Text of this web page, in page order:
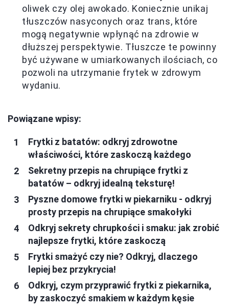
oliwek czy olej awokado. Koniecznie unikaj
tłuszczów nasyconych oraz trans, które
mogą negatywnie wpłynąć na zdrowie w
dłuższej perspektywie. Tłuszcze te powinny
być używane w umiarkowanych ilościach, co
pozwoli na utrzymanie frytek w zdrowym
wydaniu.
Powiązane wpisy:
Frytki z batatów: odkryj zdrowotne
właściwości, które zaskoczą każdego
Sekretny przepis na chrupiące frytki z
batatów – odkryj idealną teksturę!
Pyszne domowe frytki w piekarniku - odkryj
prosty przepis na chrupiące smakołyki
Odkryj sekrety chrupkości i smaku: jak zrobić
najlepsze frytki, które zaskoczą
Frytki smażyć czy nie? Odkryj, dlaczego
lepiej bez przykrycia!
Odkryj, czym przyprawić frytki z piekarnika,
by zaskoczyć smakiem w każdym kęsie